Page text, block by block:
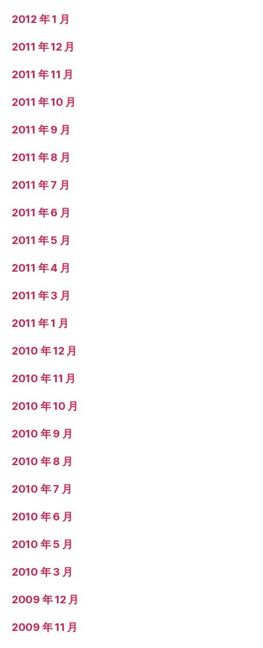
2012 年 1 月
2011 年 12 月
2011 年 11 月
2011 年 10 月
2011 年 9 月
2011 年 8 月
2011 年 7 月
2011 年 6 月
2011 年 5 月
2011 年 4 月
2011 年 3 月
2011 年 1 月
2010 年 12 月
2010 年 11 月
2010 年 10 月
2010 年 9 月
2010 年 8 月
2010 年 7 月
2010 年 6 月
2010 年 5 月
2010 年 3 月
2009 年 12 月
2009 年 11 月